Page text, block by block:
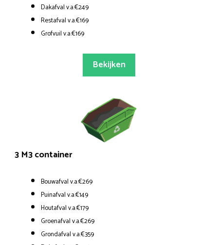
Dakafval v.a.€249
Restafval v.a.€169
Grofvuil v.a.€169
Bekijken
3 M3 container
Bouwafval v.a.€269
Puinafval v.a.€149
Houtafval v.a.€179
Groenafval v.a.€269
Grondafval v.a.€359